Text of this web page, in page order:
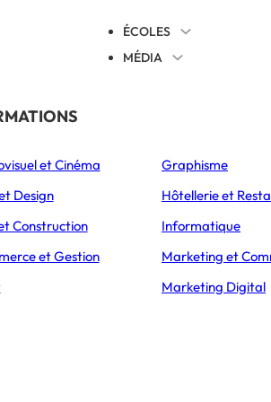
ÉCOLES
MÉDIA
Éducation
L’Express
Bachelors
et Cinéma
Design
Construction
et Gestion
Graphisme
Hôtellerie et
Informatique
Marketing et
Marketing Digital
School of